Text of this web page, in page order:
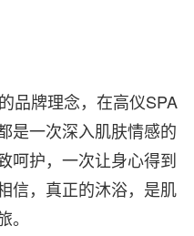
品牌理念，在高仪SPA
是一次深入肌肤情感的
呵护，一次让身心得到
信，真正的沐浴，是肌